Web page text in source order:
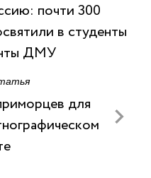
почти 300
в студенты
ДМУ
для